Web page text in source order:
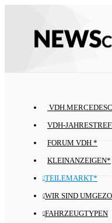
VDH-
FORUM VDH *
KLEINANZEIGEN*
TEILEMARKT*
WIR SIND
FAHRZEUGTYPEN